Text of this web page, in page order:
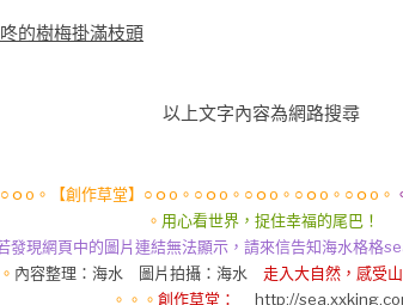
的樹梅掛滿枝頭
以上文字內容為網路搜尋
○ｏo。【創作草堂】○ｏo。○ｏo。○ｏo。○ｏo。○ｏo。
。 用心看世界，捉住幸福的尾巴！
發現網頁中的圖片連結無法顯示，請來信告知海水格格
內容整理：海水 圖片拍攝：海水 走入大自然，感受山
。。。 創作草堂：
http://